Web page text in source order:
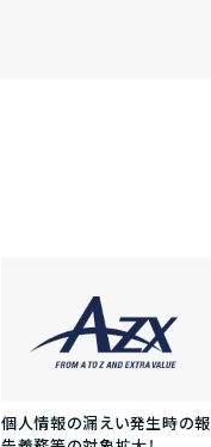
個人情報の漏えい発生時の報